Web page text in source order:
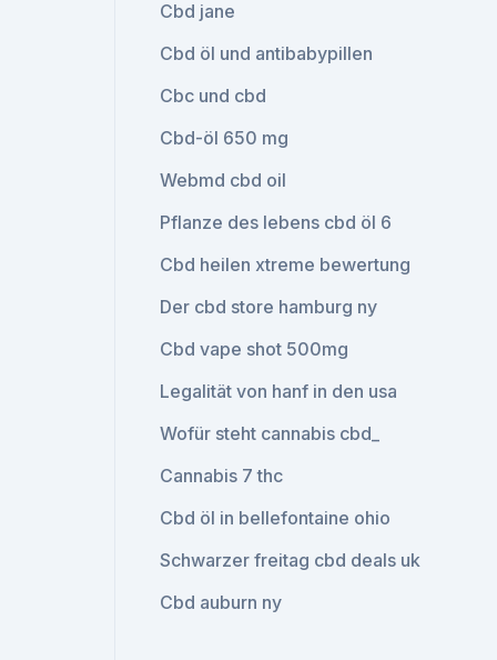
Cbd jane
Cbd öl und antibabypillen
Cbc und cbd
Cbd-öl 650 mg
Webmd cbd oil
Pflanze des lebens cbd öl 6
Cbd heilen xtreme bewertung
Der cbd store hamburg ny
Cbd vape shot 500mg
Legalität von hanf in den usa
Wofür steht cannabis cbd_
Cannabis 7 thc
Cbd öl in bellefontaine ohio
Schwarzer freitag cbd deals uk
Cbd auburn ny